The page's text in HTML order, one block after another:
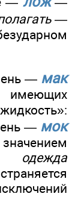
—
— мак
имеющих
— мок
одежда